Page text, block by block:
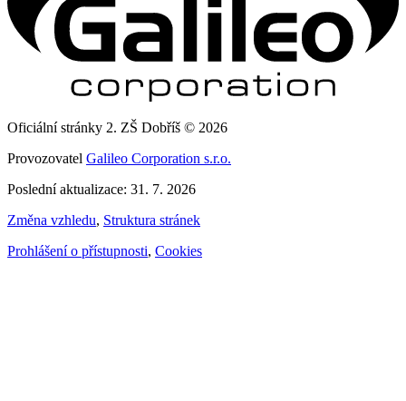
Oficiální stránky 2. ZŠ Dobříš © 2026
Provozovatel Galileo Corporation s.r.o.
Poslední aktualizace: 31. 7. 2026
Změna vzhledu, Struktura stránek
Prohlášení o přístupnosti, Cookies